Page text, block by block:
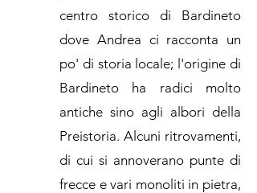
centro storico di Bardineto
dove Andrea ci racconta un
po' di storia locale; l'origine di
Bardineto ha radici molto
antiche sino agli albori della
Preistoria. Alcuni ritrovamenti,
di cui si annoverano punte di
frecce e vari monoliti in pietra,